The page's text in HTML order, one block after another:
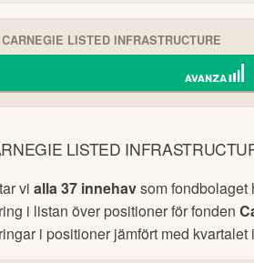
CARNEGIE LISTED INFRASTRUCTURE
LISTED
vi alla 37 innehavsom fondbolaget
i listan över positioner för fonden
i positioner jämfört med